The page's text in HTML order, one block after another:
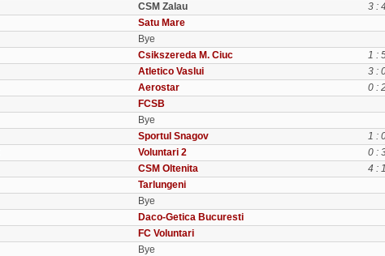
CSM Zalau
3 : 4
Satu Mare
Bye
Csikszereda M. Ciuc
1 :
Atletico Vaslui
3 :
Aerostar
0 :
FCSB
Bye
Sportul Snagov
1 :
Voluntari 2
0 :
CSM Oltenita
4 : 1
Tarlungeni
Bye
Daco-Getica Bucuresti
FC Voluntari
Bye